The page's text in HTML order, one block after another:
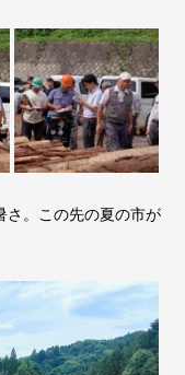
さ。この先の夏の市が